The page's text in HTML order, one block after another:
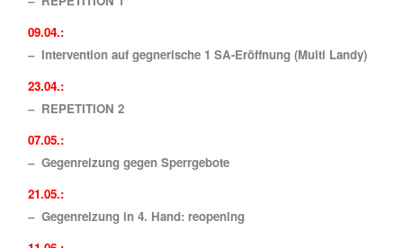
09.04.:
– Intervention auf gegnerische 1 SA-Eröffnung (Multi Landy)
23.04.:
– REPETITION 2
07.05.:
– Gegenreizung gegen Sperrgebote
21.05.:
– Gegenreizung in 4. Hand: reopening